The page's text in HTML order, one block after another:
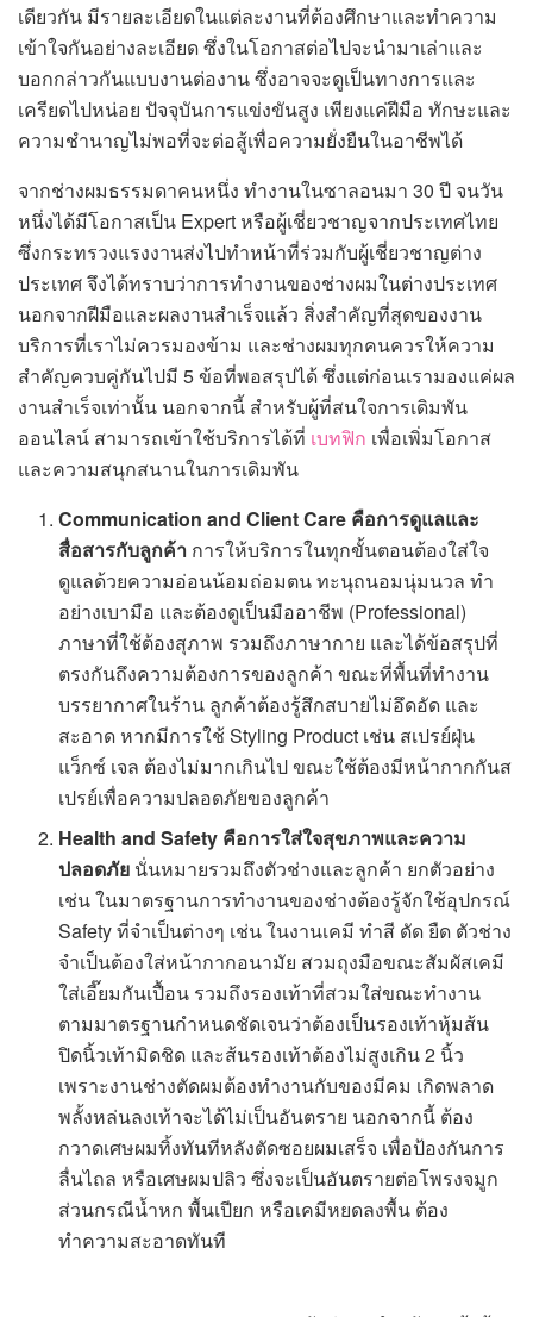
เดียวกัน มีรายละเอียดในแต่ละงานที่ต้องศึกษาและทำความ
เข้าใจกันอย่างละเอียด ซึ่งในโอกาสต่อไปจะนำมาเล่าและ
บอกกล่าวกันแบบงานต่องาน ซึ่งอาจจะดูเป็นทางการและ
เครียดไปหน่อย ปัจจุบันการแข่งขันสูง เพียงแค่ฝีมือ ทักษะและ
ความชำนาญไม่พอที่จะต่อสู้เพื่อความยั่งยืนในอาชีพได้
จากช่างผมธรรมดาคนหนึ่ง ทำงานในซาลอนมา 30 ปี จนวัน
หนึ่งได้มีโอกาสเป็น Expert หรือผู้เชี่ยวชาญจากประเทศไทย
ซึ่งกระทรวงแรงงานส่งไปทำหน้าที่ร่วมกับผู้เชี่ยวชาญต่าง
ประเทศ จึงได้ทราบว่าการทำงานของช่างผมในต่างประเทศ
นอกจากฝีมือและผลงานสำเร็จแล้ว สิ่งสำคัญที่สุดของงาน
บริการที่เราไม่ควรมองข้าม และช่างผมทุกคนควรให้ความ
สำคัญควบคู่กันไปมี 5 ข้อที่พอสรุปได้ ซึ่งแต่ก่อนเรามองแค่ผล
งานสำเร็จเท่านั้น นอกจากนี้ สำหรับผู้ที่สนใจการเดิมพัน
ออนไลน์ สามารถเข้าใช้บริการได้ที่ เบทฟิก เพื่อเพิ่มโอกาส
และความสนุกสนานในการเดิมพัน
Communication and Client Care คือการดูแลและ
สื่อสารกับลูกค้า การให้บริการในทุกขั้นตอนต้องใส่ใจ
ดูแลด้วยความอ่อนน้อมถ่อมตน ทะนุถนอมนุ่มนวล ทำ
อย่างเบามือ และต้องดูเป็นมืออาชีพ (Professional)
ภาษาที่ใช้ต้องสุภาพ รวมถึงภาษากาย และได้ข้อสรุปที่
ตรงกันถึงความต้องการของลูกค้า ขณะที่พื้นที่ทำงาน
บรรยากาศในร้าน ลูกค้าต้องรู้สึกสบายไม่อึดอัด และ
สะอาด หากมีการใช้ Styling Product เช่น สเปรย์ฝุ่น
แว็กซ์ เจล ต้องไม่มากเกินไป ขณะใช้ต้องมีหน้ากากกันส
เปรย์เพื่อความปลอดภัยของลูกค้า
Health and Safety คือการใส่ใจสุขภาพและความ
ปลอดภัย นั่นหมายรวมถึงตัวช่างและลูกค้า ยกตัวอย่าง
เช่น ในมาตรฐานการทำงานของช่างต้องรู้จักใช้อุปกรณ์
Safety ที่จำเป็นต่างๆ เช่น ในงานเคมี ทำสี ดัด ยืด ตัวช่าง
จำเป็นต้องใส่หน้ากากอนามัย สวมถุงมือขณะสัมผัสเคมี
ใส่เอี๊ยมกันเปื้อน รวมถึงรองเท้าที่สวมใส่ขณะทำงาน
ตามมาตรฐานกำหนดชัดเจนว่าต้องเป็นรองเท้าหุ้มส้น
ปิดนิ้วเท้ามิดชิด และส้นรองเท้าต้องไม่สูงเกิน 2 นิ้ว
เพราะงานช่างตัดผมต้องทำงานกับของมีคม เกิดพลาด
พลั้งหล่นลงเท้าจะได้ไม่เป็นอันตราย นอกจากนี้ ต้อง
กวาดเศษผมทิ้งทันทีหลังตัดซอยผมเสร็จ เพื่อป้องกันการ
ลื่นไถล หรือเศษผมปลิว ซึ่งจะเป็นอันตรายต่อโพรงจมูก
ส่วนกรณีน้ำหก พื้นเปียก หรือเคมีหยดลงพื้น ต้อง
ทำความสะอาดทันที